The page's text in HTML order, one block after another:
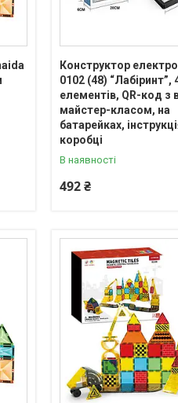
Конструктор
0102 (48) “Лабіринт”,
елементів, QR-код з
майстер-класом, на
батарейках,
коробці
В наявності
492 ₴